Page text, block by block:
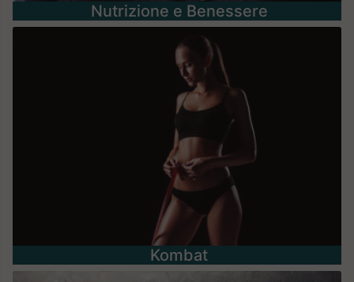
Nutrizione e Benessere
Kombat